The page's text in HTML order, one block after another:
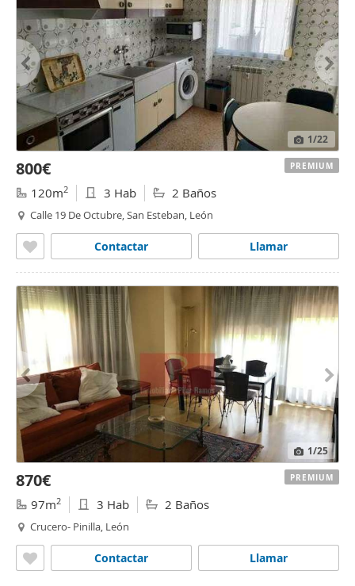
1/22
800€
120m2 3 Hab 2 Baños
Calle 19 De Octubre, San Esteban, León
Llamar
Contactar
PREMIUM
1/25
870€
97m2 3 Hab 2 Baños
Crucero- Pinilla, León
Llamar
Contactar
PREMIUM